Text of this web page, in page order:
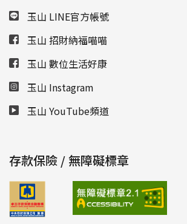
玉山 LINE官方帳號
玉山 招財納福喵喵
玉山 數位生活好康
玉山 Instagram
玉山 YouTube頻道
存款保險 / 無障礙標章